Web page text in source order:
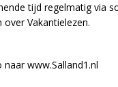
tijd regelmatig via
Vakantielezen.
www.Salland1.nl